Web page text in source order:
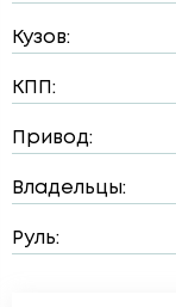
Кузов:
КПП:
Привод:
Владельцы:
Руль: